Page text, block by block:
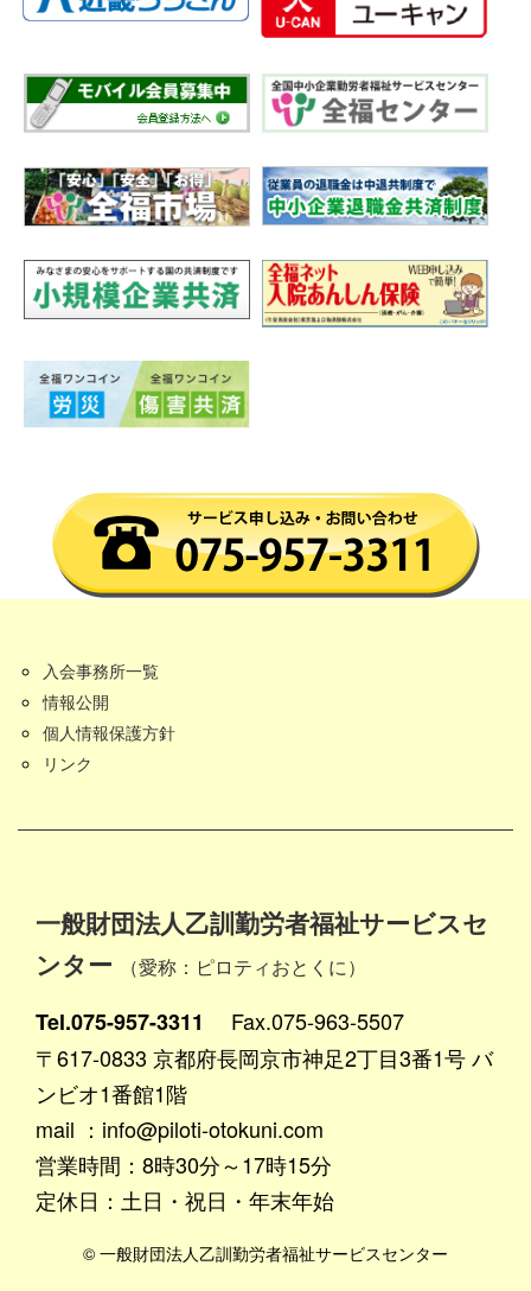
入会事務所一覧
情報公開
個人情報保護方針
リンク
一般財団法人乙訓勤労者福祉サービスセ
ンター
（愛称：ピロティおとくに）
Tel.075-957-3311
Fax.075-963-5507
〒617-0833 京都府長岡京市神足2丁目3番1号 バ
ンビオ1番館1階
mail ：info@piloti-otokuni.com
営業時間：8時30分～17時15分
定休日：土日・祝日・年末年始
© 一般財団法人乙訓勤労者福祉サービスセンター